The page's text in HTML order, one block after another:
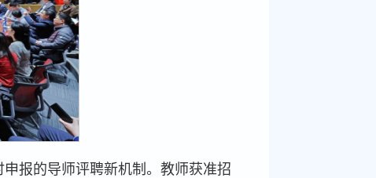
报的导师评聘新机制。教师获准招